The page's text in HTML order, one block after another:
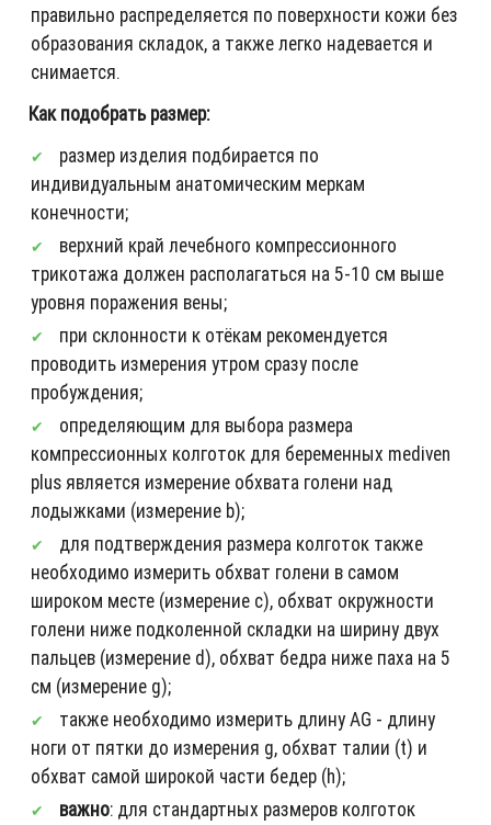
правильно распределяется по поверхности кожи без
образования складок, а также легко надевается и
снимается.
Как подобрать размер:
размер изделия подбирается по
индивидуальным анатомическим меркам
конечности;
верхний край лечебного компрессионного
трикотажа должен располагаться на 5-10 см выше
уровня поражения вены;
при склонности к отёкам рекомендуется
проводить измерения утром сразу после
пробуждения;
определяющим для выбора размера
компрессионных колготок для беременных mediven
plus является измерение обхвата голени над
лодыжками (измерение b);
для подтверждения размера колготок также
необходимо измерить обхват голени в самом
широком месте (измерение c), обхват окружности
голени ниже подколенной складки на ширину двух
пальцев (измерение d), обхват бедра ниже паха на 5
см (измерение g);
также необходимо измерить длину AG - длину
ноги от пятки до измерения g, обхват талии (t) и
обхват самой широкой части бедер (h);
важно: для стандартных размеров колготок